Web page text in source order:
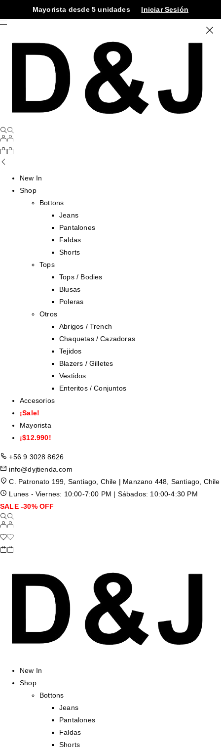
Mayorista desde 5 unidades Iniciar Sesión
New In
Shop
Bottons
Jeans
Pantalones
Faldas
Shorts
Tops
Tops / Bodies
Blusas
Poleras
Otros
Abrigos / Trench
Chaquetas / Cazadoras
Tejidos
Blazers / Gilletes
Vestidos
Enteritos / Conjuntos
Accesorios
¡Sale!
Mayorista
¡$12.990!
+56 9 3028 8626
info@dyjtienda.com
C. Patronato 199, Santiago, Chile | Manzano 448, Santiago, Chile
Lunes - Viernes: 10:00-7:00 PM | Sábados: 10:00-4:30 PM
SALE -30% OFF
New In
Shop
Bottons
Jeans
Pantalones
Faldas
Shorts